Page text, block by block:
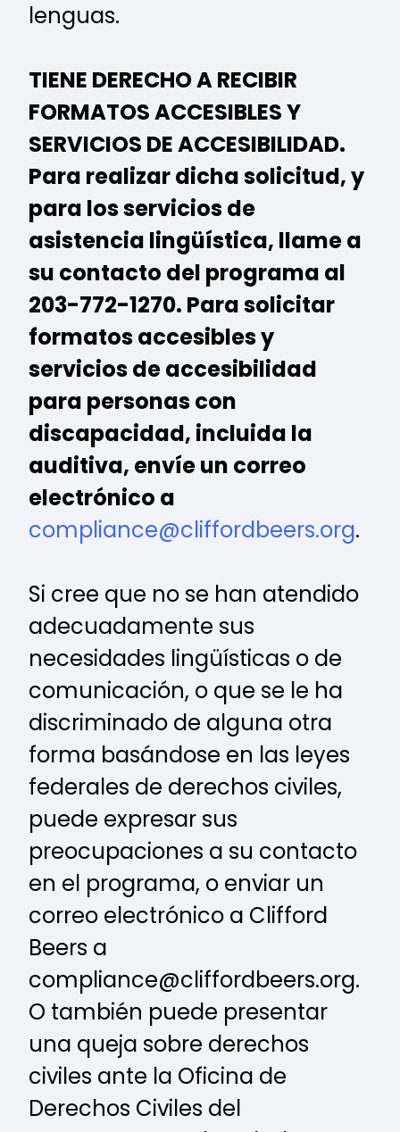
lenguas.
TIENE DERECHO A RECIBIR
FORMATOS ACCESIBLES Y
SERVICIOS DE ACCESIBILIDAD.
Para realizar dicha solicitud, y
para los servicios de
asistencia lingüística, llame a
su contacto del programa al
203-772-1270. Para solicitar
formatos accesibles y
servicios de accesibilidad
para personas con
discapacidad, incluida la
auditiva, envíe un correo
electrónico a
compliance@cliffordbeers.org.
Si cree que no se han atendido
adecuadamente sus
necesidades lingüísticas o de
comunicación, o que se le ha
discriminado de alguna otra
forma basándose en las leyes
federales de derechos civiles,
puede expresar sus
preocupaciones a su contacto
en el programa, o enviar un
correo electrónico a Clifford
Beers a
compliance@cliffordbeers.org.
O también puede presentar
una queja sobre derechos
civiles ante la Oficina de
Derechos Civiles del